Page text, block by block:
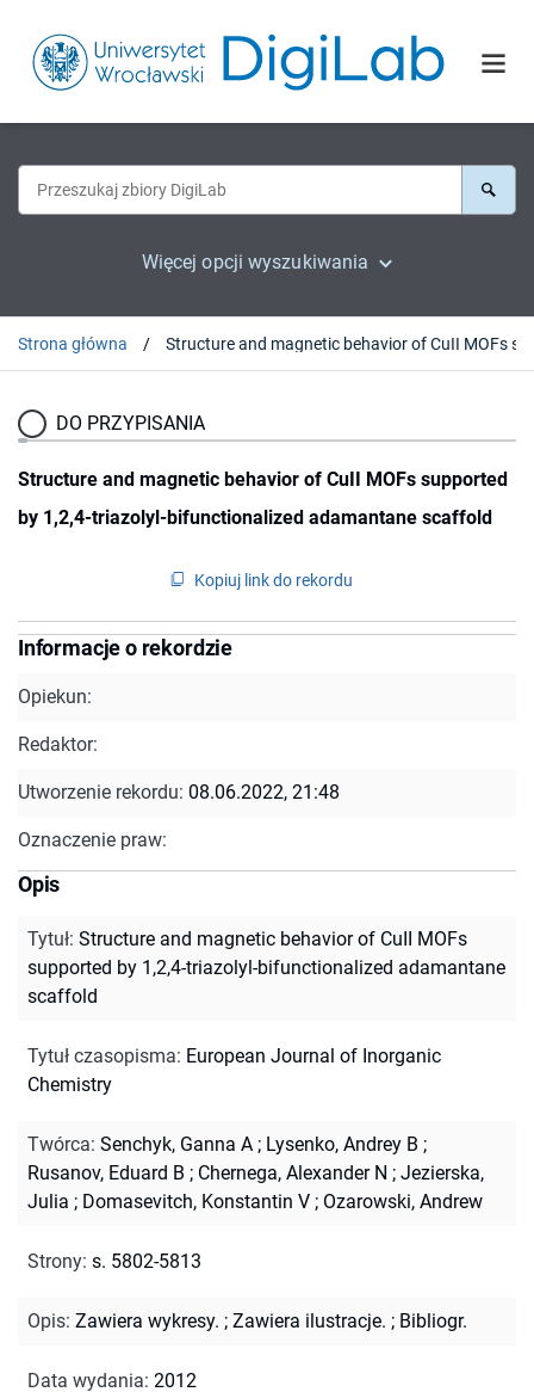
Więcej opcji wyszukiwania
Strona główna
DO PRZYPISANIA
Structure and magnetic behavior of CuII MOFs supported
by 1,2,4-triazolyl-bifunctionalized adamantane scaffold
Kopiuj link do rekordu
Informacje o rekordzie
Opiekun:
Redaktor:
Utworzenie rekordu: 08.06.2022, 21:48
Oznaczenie praw:
Opis
Tytuł: Structure and magnetic behavior of CuII MOFs
supported by 1,2,4-triazolyl-bifunctionalized adamantane
scaffold
Tytuł czasopisma: European Journal of Inorganic
Chemistry
Twórca: Senchyk, Ganna A ; Lysenko, Andrey B ;
Rusanov, Eduard B ; Chernega, Alexander N ; Jezierska,
Julia ; Domasevitch, Konstantin V ; Ozarowski, Andrew
Strony: s. 5802-5813
Opis: Zawiera wykresy. ; Zawiera ilustracje. ; Bibliogr.
Data wydania: 2012